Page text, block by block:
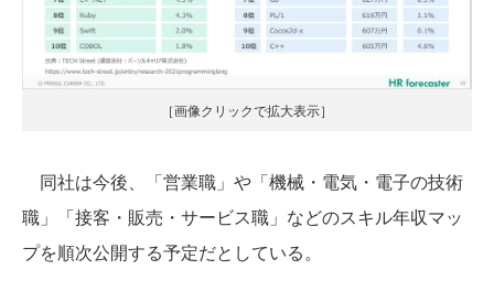
［画像クリックで拡大表示］
同社は今後、「営業職」や「機械・電気・電子の技術
職」「接客・販売・サービス職」などのスキル年収マッ
プを順次公開する予定だとしている。